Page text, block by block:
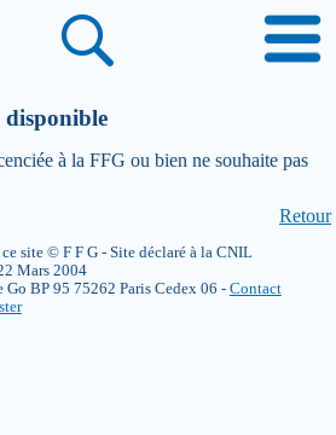
à la FFG ou bien ne souhaite pas
Retour
site © F F G - Site déclaré à la CNIL
Mars 2004
Go BP 95 75262 Paris Cedex 06 - Contact